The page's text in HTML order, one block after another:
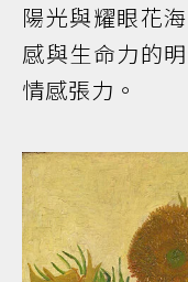
陽光與耀眼花
感與生命力的
情感張力。